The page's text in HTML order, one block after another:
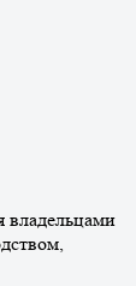
владельцами